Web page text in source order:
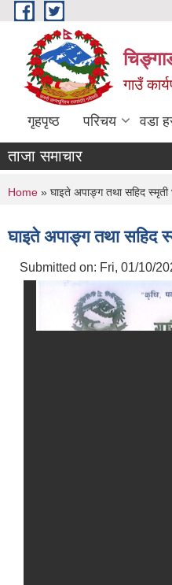
Skip to main content
गाउँ
गृहपृष्ठ परिचय वडा
ताजा समाचार
You are here
Home » घाइते अपाङ्ग तथा सहिद स्मृती
घाइते अपाङ्ग तथा सहिद
Submitted on: Fri, 01/10/